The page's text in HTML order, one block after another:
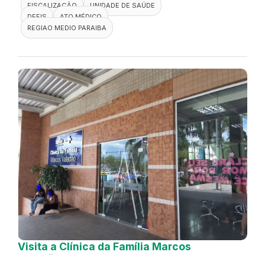
FISCALIZAÇÃO
UNIDADE DE SAÚDE
DEFIS
ATO MÉDICO
REGIAO MEDIO PARAIBA
Visita a Clínica da Família Marcos